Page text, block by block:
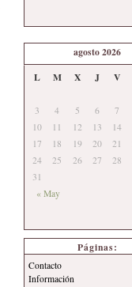
agosto 2026
L
M X J V
« May
3
4 5 6 7
10
11 12 13 14
17
18 19 20 21
24
25 26 27 28
31
Páginas:
Contacto
Información